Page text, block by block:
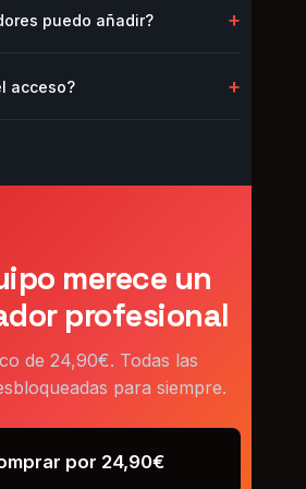
smartphone, tablet u
puedo añadir? +
que necesites.
acceso? +
merece un
profesional
de 24,90€. Todas las
para siempre.
por 24,90€